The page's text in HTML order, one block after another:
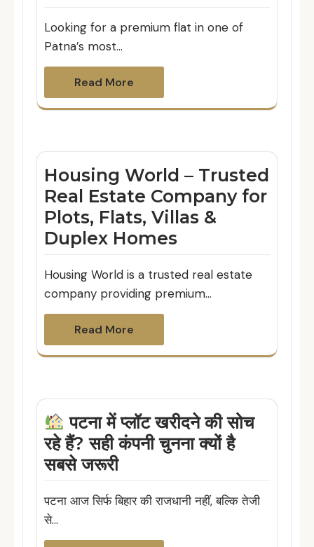
Looking for a premium flat in one of
Patna’s most…
Read More
Housing World – Trusted
Real Estate Company for
Plots, Flats, Villas &
Duplex Homes
Housing World is a trusted real estate
company providing premium…
Read More
पटना में प्लॉट खरीदने की सोच
रहे हैं? सही कंपनी चुनना क्यों है
सबसे जरूरी
पटना आज सिर्फ बिहार की राजधानी नहीं, बल्कि तेजी
से…